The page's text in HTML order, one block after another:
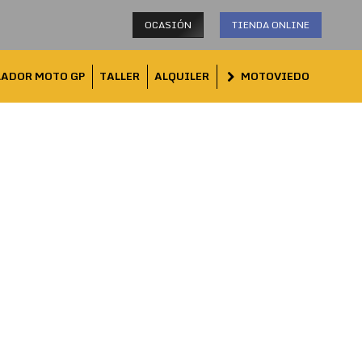
OCASIÓN TIENDA ONLINE
MOTO GP TALLER ALQUILER MOTOVIEDO